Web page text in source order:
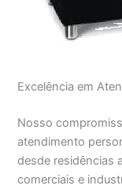
Excelência em
Nosso
atendimento
desde residências
comerciais e